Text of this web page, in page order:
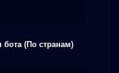
бота (По странам)